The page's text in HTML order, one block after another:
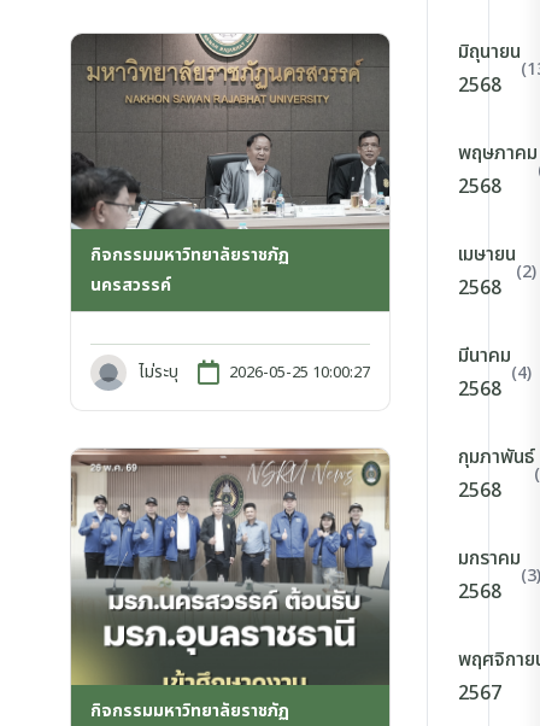
กิจกรรมมหาวิทยาลัยราชภัฏ
นครสวรรค์
ไม่ระบุ 2026-05-25 10:00:27
กิจกรรมมหาวิทยาลัยราชภัฏ
มิถุนายน
2568
พฤษภาคม
2568
เมษายน
2568
(2)
มีนาคม
2568
(4)
กุมภาพันธ์
2568
มกราคม
2568
(3)
พฤศจิกาย
2567